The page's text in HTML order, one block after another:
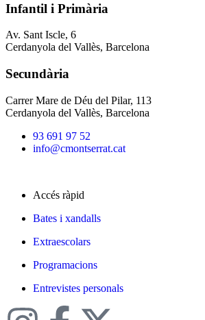
Infantil i Primària
Av. Sant Iscle, 6
Cerdanyola del Vallès, Barcelona
Secundària
Carrer Mare de Déu del Pilar, 113
Cerdanyola del Vallès, Barcelona
93 691 97 52
info@cmontserrat.cat
Accés ràpid
Bates i xandalls
Extraescolars
Programacions
Entrevistes personals